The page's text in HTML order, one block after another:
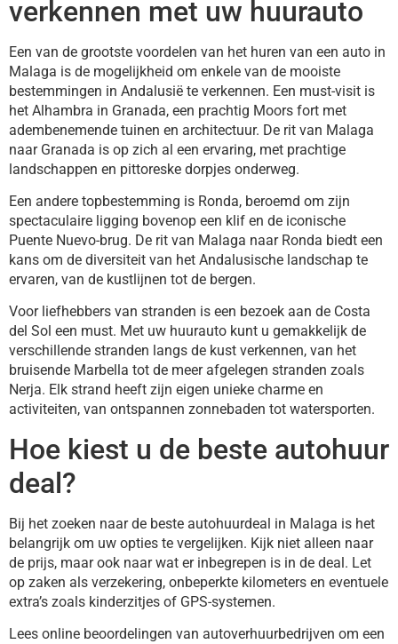
verkennen met uw huurauto
Een van de grootste voordelen van het huren van een auto in
Malaga is de mogelijkheid om enkele van de mooiste
bestemmingen in Andalusië te verkennen. Een must-visit is
het Alhambra in Granada, een prachtig Moors fort met
adembenemende tuinen en architectuur. De rit van Malaga
naar Granada is op zich al een ervaring, met prachtige
landschappen en pittoreske dorpjes onderweg.
Een andere topbestemming is Ronda, beroemd om zijn
spectaculaire ligging bovenop een klif en de iconische
Puente Nuevo-brug. De rit van Malaga naar Ronda biedt een
kans om de diversiteit van het Andalusische landschap te
ervaren, van de kustlijnen tot de bergen.
Voor liefhebbers van stranden is een bezoek aan de Costa
del Sol een must. Met uw huurauto kunt u gemakkelijk de
verschillende stranden langs de kust verkennen, van het
bruisende Marbella tot de meer afgelegen stranden zoals
Nerja. Elk strand heeft zijn eigen unieke charme en
activiteiten, van ontspannen zonnebaden tot watersporten.
Hoe kiest u de beste autohuur
deal?
Bij het zoeken naar de beste autohuurdeal in Malaga is het
belangrijk om uw opties te vergelijken. Kijk niet alleen naar
de prijs, maar ook naar wat er inbegrepen is in de deal. Let
op zaken als verzekering, onbeperkte kilometers en eventuele
extra’s zoals kinderzitjes of GPS-systemen.
Lees online beoordelingen van autoverhuurbedrijven om een